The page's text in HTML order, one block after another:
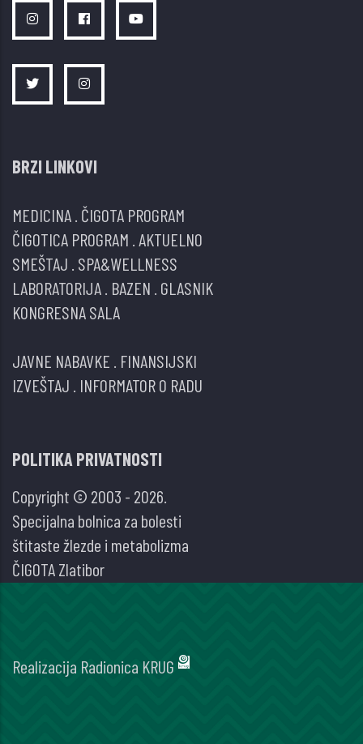
BRZI LINKOVI
MEDICINA ČIGOTA PROGRAM
ČIGOTICA PROGRAM AKTUELNO
SMEŠTAJ SPA&WELLNESS
LABORATORIJA BAZEN GLASNIK
KONGRESNA SALA
JAVNE NABAVKE FINANSIJSKI
IZVEŠTAJ INFORMATOR O RADU
POLITIKA PRIVATNOSTI
Copyright © 2003 - 2026.
Specijalna bolnica za bolesti
štitaste žlezde i metabolizma
ČIGOTA Zlatibor
Realizacija Radionica KRUG